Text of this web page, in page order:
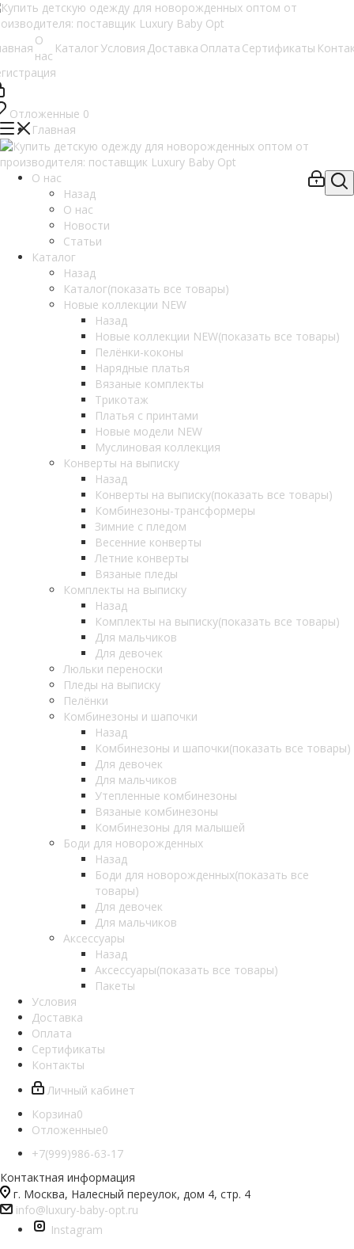
О
нас
Каталог Условия Доставка Оплата Сертификаты
Отложенные 0
Главная
О нас
Назад
О нас
Новости
Статьи
Каталог
Назад
Каталог(показать все товары)
Новые коллекции NEW
Назад
Новые коллекции NEW(показать все товары)
Пелёнки-коконы
Нарядные платья
Вязаные комплекты
Трикотаж
Платья с принтами
Новые модели NEW
Муслиновая коллекция
Конверты на выписку
Назад
Конверты на выписку(показать все товары)
Комбинезоны-трансформеры
Зимние с пледом
Весенние конверты
Летние конверты
Вязаные пледы
Комплекты на выписку
Назад
Комплекты на выписку(показать все товары)
Для мальчиков
Для девочек
Люльки переноски
Пледы на выписку
Пелёнки
Комбинезоны и шапочки
Назад
Комбинезоны и шапочки(показать все товары)
Для девочек
Для мальчиков
Утепленные комбинезоны
Вязаные комбинезоны
Комбинезоны для малышей
Боди для новорожденных
Назад
Боди для новорожденных(показать все
товары)
Для девочек
Для мальчиков
Аксессуары
Назад
Аксессуары(показать все товары)
Пакеты
Условия
Доставка
Оплата
Сертификаты
Контакты
Личный кабинет
Корзина0
Отложенные0
+7(999)986-63-17
Контактная информация
г. Москва, Налесный переулок, дом 4, стр. 4
info@luxury-baby-opt.ru
Instagram